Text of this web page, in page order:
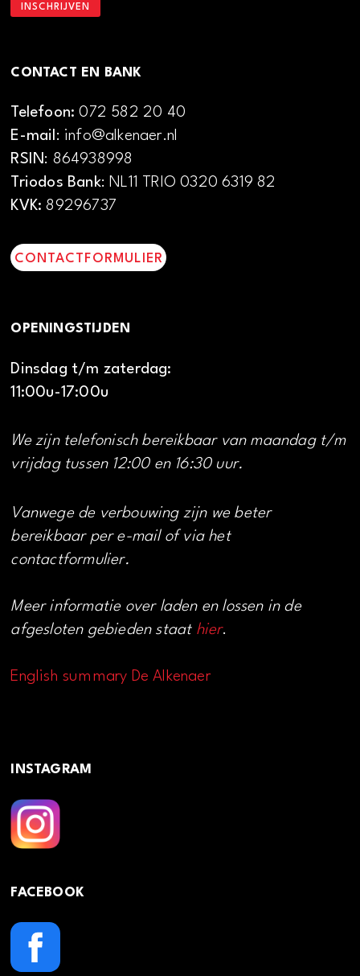
CONTACT EN BANK
Telefoon:072 582 20 40
E-mail: info@alkenaer.nl
RSIN: 864938998
Triodos Bank: NL11 TRIO 0320 6319 82
KVK: 89296737
CONTACTFORMULIER
OPENINGSTIJDEN
Dinsdag t/m zaterdag:
11:00u-17:00u
We zijn telefonisch bereikbaar van maandag t/m
vrijdag tussen 12:00 en 16:30 uur.
Vanwege de verbouwing zijn we beter
bereikbaar per e-mail of via het
contactformulier.
Meer informatie over laden en lossen in de
afgesloten gebieden staat hier.
English summary De Alkenaer
INSTAGRAM
FACEBOOK